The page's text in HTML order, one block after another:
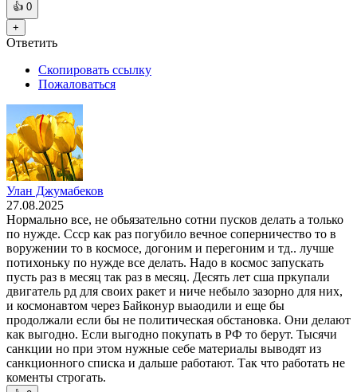
👍 0
+
Ответить
Скопировать ссылку
Пожаловаться
Улан Джумабеков
27.08.2025
Нормально все, не обьязательно сотни пусков делать а только
по нужде. Ссср как раз погубило вечное соперничество то в
воружении то в космосе, догоним и перегоним и тд.. лучше
потихоньку по нужде все делать. Надо в космос запускать
пусть раз в месяц так раз в месяц. Десять лет сша пркупали
двигатель рд для своих ракет и ниче небыло зазорно для них,
и космонавтом через Байконур выаодили и еще бы
продолжали если бы не политическая обстановка. Они делают
как выгодно. Если выгодно покупать в РФ то берут. Тысячи
санкции но при этом нужные себе материалы выводят из
санкционного списка и дальше работают. Так что работать не
коменты строгать.